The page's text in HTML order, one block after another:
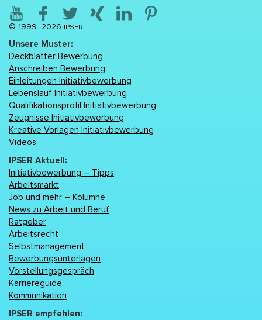
© 1999–2026 IPSER
Unsere Muster:
Deckblätter Bewerbung
Anschreiben Bewerbung
Einleitungen Initiativbewerbung
Lebenslаuf Initiativbewerbung
Qualifikationsprofil Initiativbewerbung
Zeugnisse Initiativbewerbung
Kreative Vorlagen Initiativbewerbung
Videos
IPSER Aktuell:
Initiativbewerbung – Tipps
Arbeitsmarkt
Job und mehr – Kolumne
News zu Arbeit und Beruf
Ratgeber
Arbeitsrecht
Selbstmanagement
Bewerbungsunterlagen
Vorstellungsgespräch
Karriereguide
Kommunikation
IPSER empfehlen: